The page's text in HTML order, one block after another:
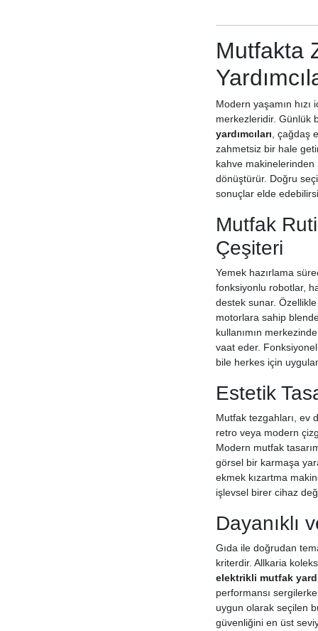
Mutfakta
Modern yaşamın
merkezleridir. Günlük
yardımcıları , çağdaş
zahmetsiz bir hale
kahve makinelerinden
dönüştürür. Doğru
sonuçlar elde
Mutfak
Çeşiteri
Yemek hazırlama
fonksiyonlu robotlar,
destek sunar.
motorlara sahip
kullanımın
vaat eder.
bile herkes için
Estetik
Mutfak tezgahları, ev
retro veya modern
Modern mutfak
görsel bir karmaşa
ekmek kızartma
işlevsel birer cihaz
Dayanıklı
Gıda ile doğrudan
kriterdir. Allkaria
elektrikli mutfak
performansı
uygun olarak seçilen
güvenliğini en üst